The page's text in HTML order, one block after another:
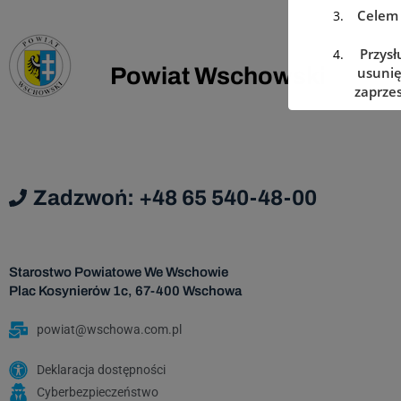
Powiat Wschowski
Zadzwoń: +48 65 540-48-00
Starostwo Powiatowe We Wschowie
Plac Kosynierów 1c, 67-400 Wschowa
powiat@wschowa.com.pl
Deklaracja dostępności
Cyberbezpieczeństwo